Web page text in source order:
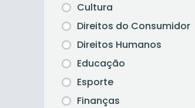
Cultura
Direitos do Consumidor
Direitos Humanos
Educação
Esporte
Finanças